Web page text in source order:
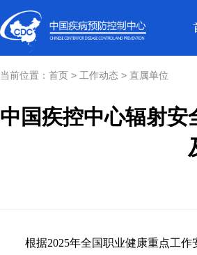
当前位置： 首页 > 工作动态 > 直属单位
中国疾控中心辐射
根据2025年全国职业健康重点工